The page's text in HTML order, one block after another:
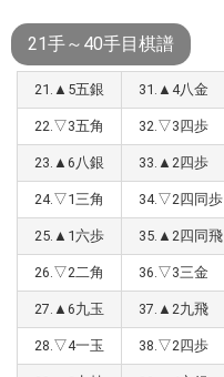
21手～40手目棋譜
21.▲5五銀 31.▲4八金
22.▽3五角 32.▽3四歩
23.▲6八銀 33.▲2四歩
24.▽1三角 34.▽2四同歩
25.▲1六歩 35.▲2四同飛
26.▽2二角 36.▽3三金
27.▲6九玉 37.▲2九飛
28.▽4一玉 38.▽2四歩